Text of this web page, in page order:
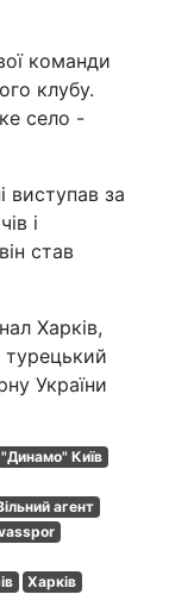
команди
клубу.
село -
виступав за
і
став
Харків,
України
Київ
агент
Харків